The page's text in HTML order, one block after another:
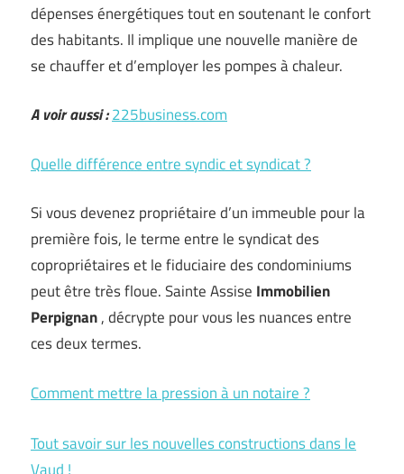
dépenses énergétiques tout en soutenant le confort
des habitants. Il implique une nouvelle manière de
se chauffer et d’employer les pompes à chaleur.
A voir aussi :225business.com
Quelle différence entre syndic et syndicat ?
Si vous devenez propriétaire d’un immeuble pour la
première fois, le terme entre le syndicat des
copropriétaires et le fiduciaire des condominiums
peut être très floue. Sainte Assise Immobilien
Perpignan, décrypte pour vous les nuances entre
ces deux termes.
Comment mettre la pression à un notaire ?
Tout savoir sur les nouvelles constructions dans le